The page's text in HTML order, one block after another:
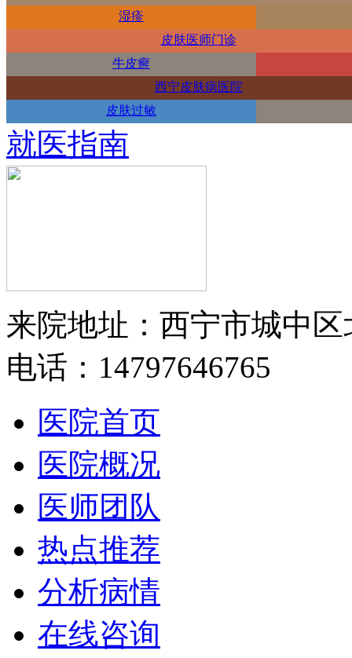
湿疹
皮肤医师门诊
牛皮癣
西宁皮肤病医院
皮肤过敏
就医指南
来院地址：西宁市城中区
电话：14797646765
医院首页
医院概况
医师团队
热点推荐
分析病情
在线咨询